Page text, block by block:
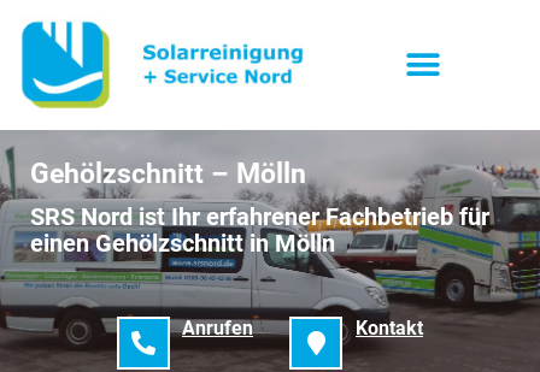
Gehölzschnitt – Mölln
SRS Nord ist Ihr erfahrener Fachbetrieb für
einen Gehölzschnitt in Mölln
Anrufen Kontakt